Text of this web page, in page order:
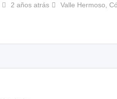
2 años atrás Valle Hermoso